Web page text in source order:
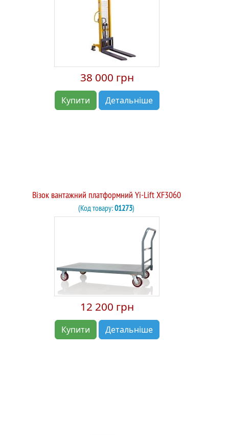
38 000 грн
Купити Детальніше
Візок вантажний платформний Yi-Lift XF3060
(Код товару:01273)
12 200 грн
Купити Детальніше